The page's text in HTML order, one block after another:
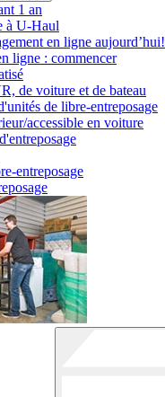
1 an
à U-Haul
en ligne aujourd’hui!
ligne : commencer
de voiture et de bateau
de libre-entreposage
accessible en voiture
entreposage